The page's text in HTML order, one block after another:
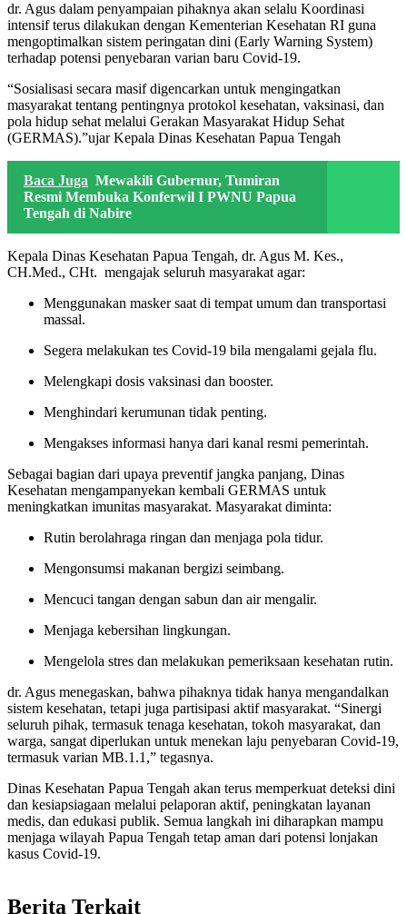
dr. Agus dalam penyampaian pihaknya akan selalu Koordinasi
intensif terus dilakukan dengan Kementerian Kesehatan RI guna
mengoptimalkan sistem peringatan dini (Early Warning System)
terhadap potensi penyebaran varian baru Covid-19.
“Sosialisasi secara masif digencarkan untuk mengingatkan
masyarakat tentang pentingnya protokol kesehatan, vaksinasi, dan
pola hidup sehat melalui Gerakan Masyarakat Hidup Sehat
(GERMAS).”ujar Kepala Dinas Kesehatan Papua Tengah
Baca Juga Mewakili Gubernur, Tumiran
Resmi Membuka Konferwil I PWNU Papua
Tengah di Nabire
Kepala Dinas Kesehatan Papua Tengah, dr. Agus M. Kes.,
CH.Med., CHt. mengajak seluruh masyarakat agar:
Menggunakan masker saat di tempat umum dan transportasi
massal.
Segera melakukan tes Covid-19 bila mengalami gejala flu.
Melengkapi dosis vaksinasi dan booster.
Menghindari kerumunan tidak penting.
Mengakses informasi hanya dari kanal resmi pemerintah.
Sebagai bagian dari upaya preventif jangka panjang, Dinas
Kesehatan mengampanyekan kembali GERMAS untuk
meningkatkan imunitas masyarakat. Masyarakat diminta:
Rutin berolahraga ringan dan menjaga pola tidur.
Mengonsumsi makanan bergizi seimbang.
Mencuci tangan dengan sabun dan air mengalir.
Menjaga kebersihan lingkungan.
Mengelola stres dan melakukan pemeriksaan kesehatan rutin.
dr. Agus menegaskan, bahwa pihaknya tidak hanya mengandalkan
sistem kesehatan, tetapi juga partisipasi aktif masyarakat. “Sinergi
seluruh pihak, termasuk tenaga kesehatan, tokoh masyarakat, dan
warga, sangat diperlukan untuk menekan laju penyebaran Covid-19,
termasuk varian MB.1.1,” tegasnya.
Dinas Kesehatan Papua Tengah akan terus memperkuat deteksi dini
dan kesiapsiagaan melalui pelaporan aktif, peningkatan layanan
medis, dan edukasi publik. Semua langkah ini diharapkan mampu
menjaga wilayah Papua Tengah tetap aman dari potensi lonjakan
kasus Covid-19.
Berita Terkait